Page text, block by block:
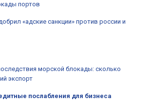
портов
«адские санкции» против россии и
морской блокады: сколько
экспорт
послабления для бизнеса